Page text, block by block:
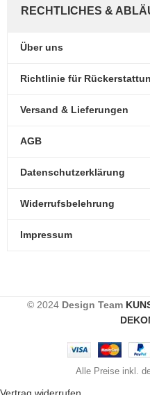
RECHTLICHES &
Über uns
Richtlinie für
Versand & Lieferungen
AGB
Datenschutzerklärung
Widerrufsbelehrung
Impressum
© 2024 Design Team
Alle Preise inkl.